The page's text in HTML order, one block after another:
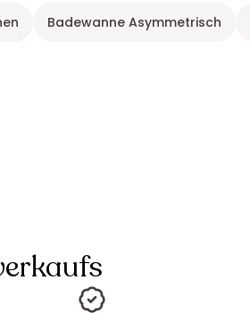
Badewanne Asymmetrisch